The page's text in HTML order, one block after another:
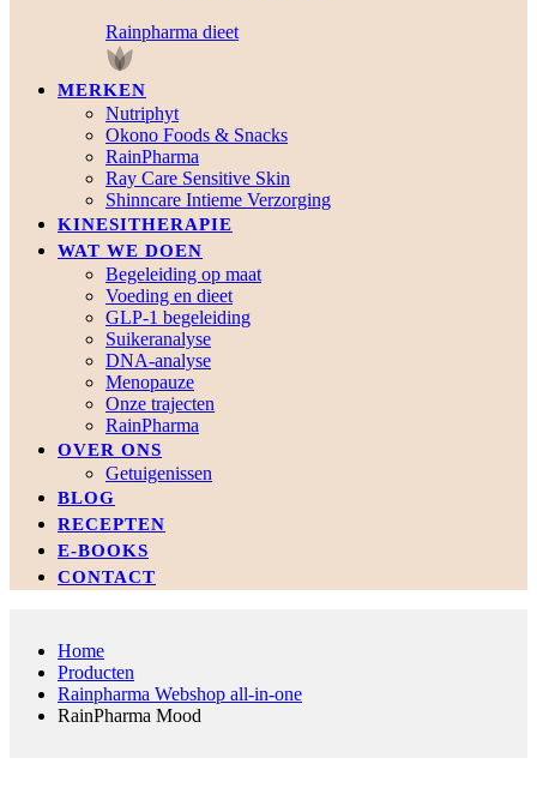
Rainpharma dieet
MERKEN
Nutriphyt
Okono Foods & Snacks
RainPharma
Ray Care Sensitive Skin
Shinncare Intieme Verzorging
KINESITHERAPIE
WAT WE DOEN
Begeleiding op maat
Voeding en dieet
GLP-1 begeleiding
Suikeranalyse
DNA-analyse
Menopauze
Onze trajecten
RainPharma
OVER ONS
Getuigenissen
BLOG
RECEPTEN
E-BOOKS
CONTACT
Home
Producten
Rainpharma Webshop all-in-one
RainPharma Mood